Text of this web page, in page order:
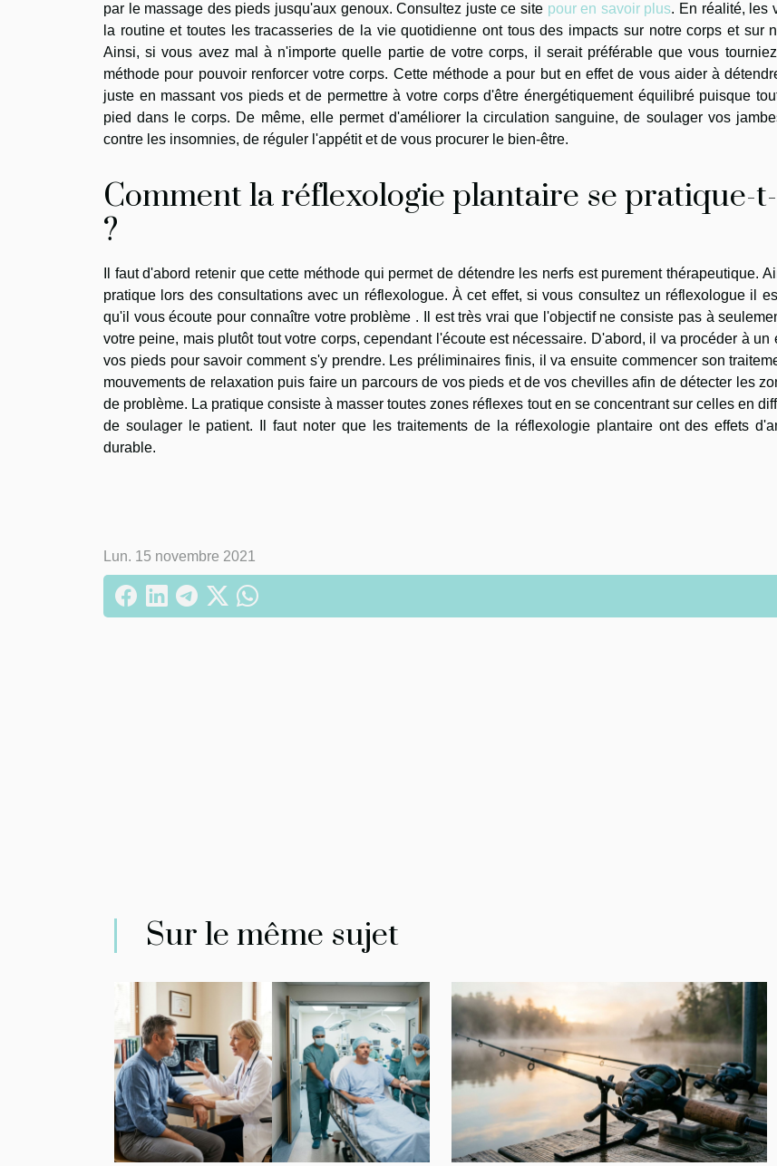
par le massage des pieds jusqu'aux genoux. Consultez juste ce site pour en savoir plus. En réalité, les
la routine et toutes les tracasseries de la vie quotidienne ont tous des impacts sur notre corps et sur
Ainsi, si vous avez mal à n'importe quelle partie de votre corps, il serait préférable que vous
méthode pour pouvoir renforcer votre corps. Cette méthode a pour but en effet de vous aider à
juste en massant vos pieds et de permettre à votre corps d'être énergétiquement équilibré puisque
pied dans le corps. De même, elle permet d'améliorer la circulation sanguine, de soulager vos
contre les insomnies, de réguler l'appétit et de vous procurer le bien-être.
Comment la réflexologie plantaire se pratique-
?
Il faut d'abord retenir que cette méthode qui permet de détendre les nerfs est purement thérapeutique.
pratique lors des consultations avec un réflexologue. À cet effet, si vous consultez un réflexologue il
qu'il vous écoute pour connaître votre problème . Il est très vrai que l'objectif ne consiste pas à
votre peine, mais plutôt tout votre corps, cependant l'écoute est nécessaire. D'abord, il va procéder à un
vos pieds pour savoir comment s'y prendre. Les préliminaires finis, il va ensuite commencer son
mouvements de relaxation puis faire un parcours de vos pieds et de vos chevilles afin de détecter les
de problème. La pratique consiste à masser toutes zones réflexes tout en se concentrant sur celles en
de soulager le patient. Il faut noter que les traitements de la réflexologie plantaire ont des effets
durable.
Lun. 15 novembre 2021
Sur le même sujet